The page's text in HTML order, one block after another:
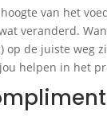
van het
veranderd.
op de juiste
helpen in het